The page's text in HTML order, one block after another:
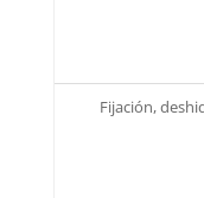
Fijación,